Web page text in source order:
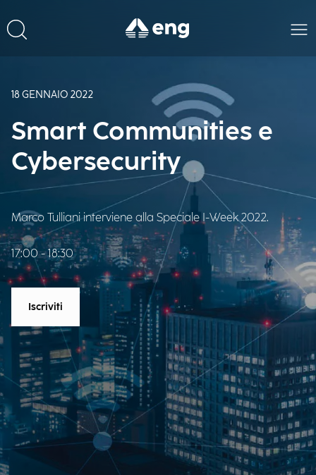
18 GENNAIO 2022
Smart Communities e
Cybersecurity
Marco Tulliani interviene alla Speciale I-Week 2022.
17:00 - 18:30
Iscriviti